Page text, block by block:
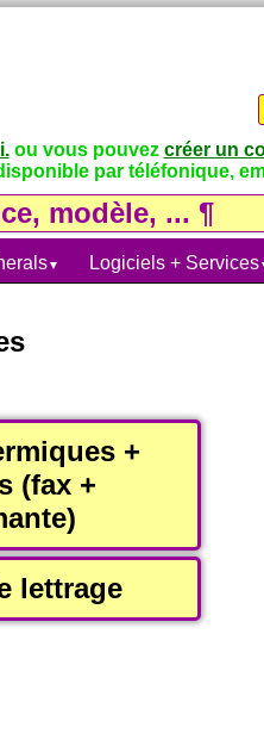
ou vous pouvez créer un
par téléfonique,
▼ Logiciels + Services
+
(fax +
lettrage